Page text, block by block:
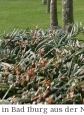
in Bad Iburg aus